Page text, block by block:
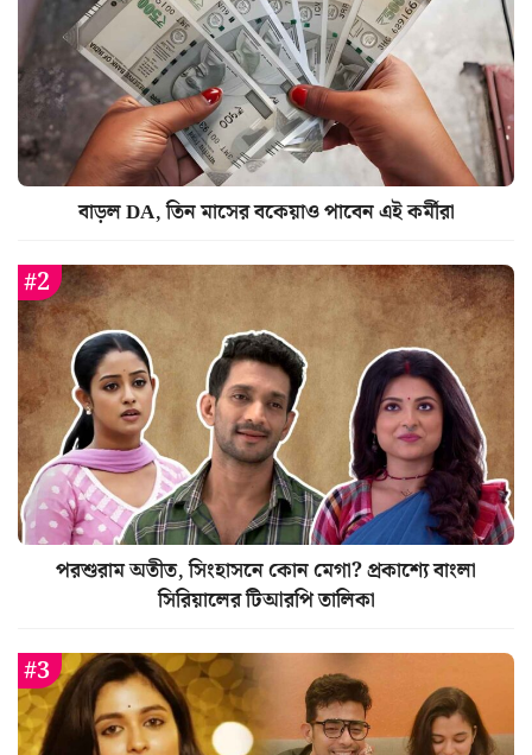
বাড়ল DA, তিন মাসের বকেয়াও পাবেন এই কর্মীরা
পরশুরাম অতীত, সিংহাসনে কোন মেগা? প্রকাশ্যে বাংলা
সিরিয়ালের টিআরপি তালিকা